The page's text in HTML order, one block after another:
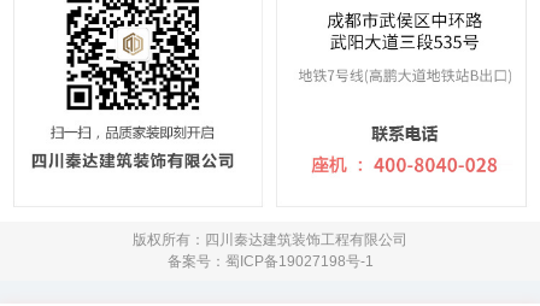
版权所有：四川秦达建筑装饰工程有限公司
备案号：蜀ICP备19027198号-1